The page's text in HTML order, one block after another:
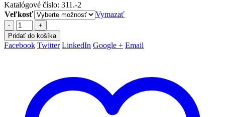
Katalógové číslo: 311.-2
Veľkosť
Vymazať
-
+
Pridať do košíka
Facebook Twitter LinkedIn Google + Email